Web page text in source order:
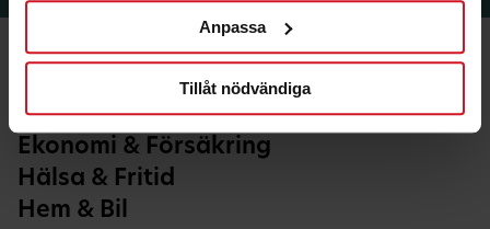
Anpassa
Tillåt nödvändiga
Ekonomi & Försäkring
Hälsa & Fritid
Hem & Bil